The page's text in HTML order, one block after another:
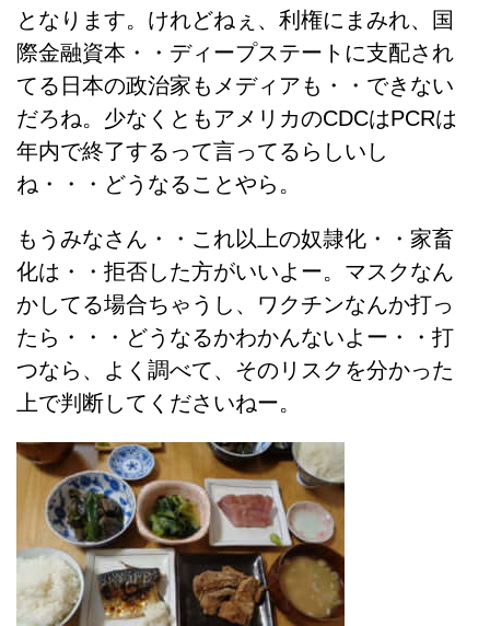
となります。けれどねぇ、利権にまみれ、国
際金融資本・・ディープステートに支配され
てる日本の政治家もメディアも・・できない
だろね。少なくともアメリカのCDCはPCRは
年内で終了するって言ってるらしいし
ね・・・どうなることやら。
もうみなさん・・これ以上の奴隷化・・家畜
化は・・拒否した方がいいよー。マスクなん
かしてる場合ちゃうし、ワクチンなんか打っ
たら・・・どうなるかわかんないよー・・打
つなら、よく調べて、そのリスクを分かった
上で判断してくださいねー。